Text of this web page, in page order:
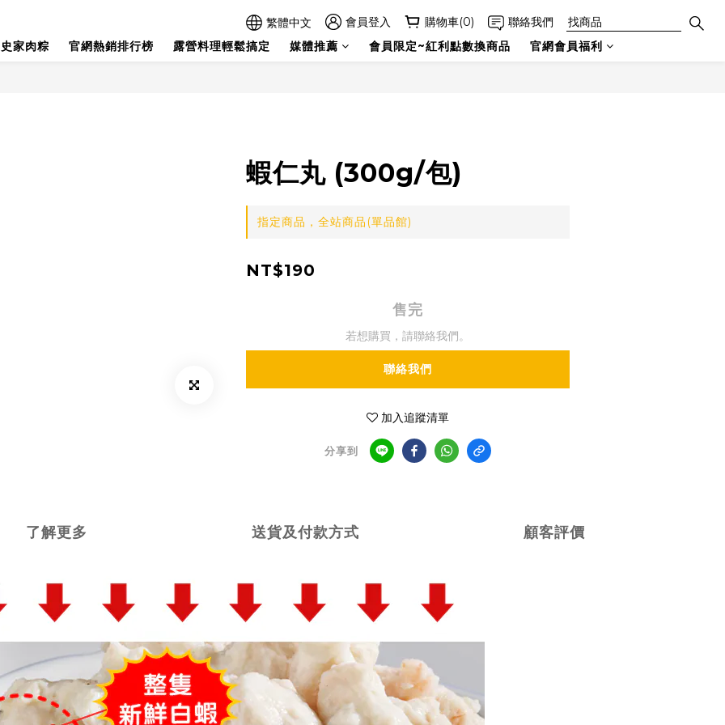
繁體中文 會員登入 購物車(0)
聯絡我們
史家肉粽
官網熱銷排行榜 露營料理輕鬆搞定 媒體推薦 會員限定~紅利點數換商品 官網會員福利
蝦仁丸 (300g/包)
指定商品，全站商品(單品館)
NT$190
售完
若想購買，請聯絡我們。
聯絡我們
加入追蹤清單
分享到
了解更多 送貨及付款方式 顧客評價